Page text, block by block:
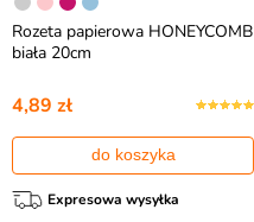
Rozeta papierowa HONEYCOMB
biała 20cm
4,89 zł
do koszyka
Expresowa wysyłka